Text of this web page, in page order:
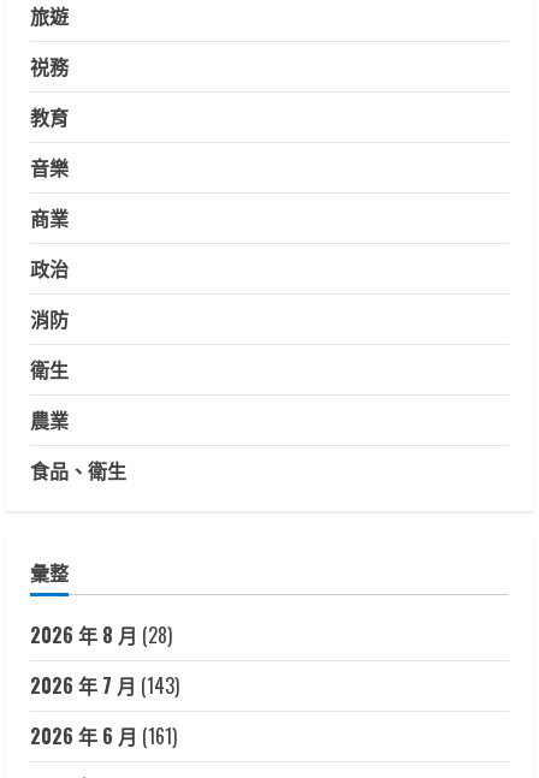
旅遊
祱務
教育
音樂
商業
政治
消防
衛生
農業
食品、衛生
彙整
2026 年 8 月 (28)
2026 年 7 月 (143)
2026 年 6 月 (161)